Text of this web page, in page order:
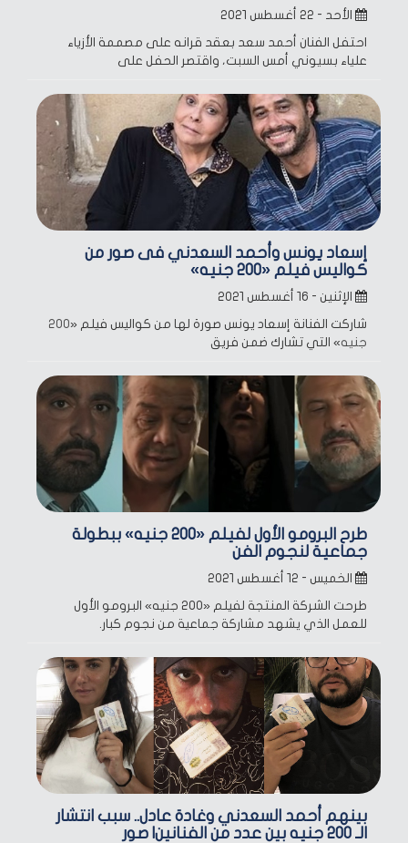
الأحد - ٢٢ أغسطس ٢٠٢١
احتفل الفنان أحمد سعد بعقد قرانه على مصممة الأزياء
علياء بسيوني أمس السبت، واقتصر الحفل على
إسعاد يونس وأحمد السعدني فى صور من
كواليس فيلم «200 جنيه»
الإثنين - ١٦ أغسطس ٢٠٢١
شاركت الفنانة إسعاد يونس صورة لها من كواليس فيلم «200
جنيه» التي تشارك ضمن فريق
طرح البرومو الأول لفيلم «200 جنيه» ببطولة
جماعية لنجوم الفن
الخميس - ١٢ أغسطس ٢٠٢١
طرحت الشركة المنتجة لفيلم «200 جنيه» البرومو الأول
للعمل الذي يشهد مشاركة جماعية من نجوم كبار.
بينهم أحمد السعدني وغادة عادل.. سبب انتشار
الـ 200 جنيه بين عدد من الفنانين| صور